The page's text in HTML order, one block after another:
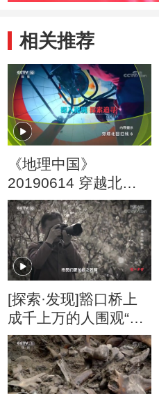
相关推荐
《地理中国》
20190614 穿越北回
归线 6
[探索·发现]豁口桥上
成千上万的人围观“水
怪”